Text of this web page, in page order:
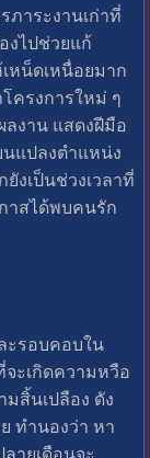
ภาระงานเก่าที่
งไปช่วยแก้
หน็ดเหนื่อยมาก
ครงการใหม่ ๆ
ลงาน แสดงฝีมือ
นแปลงตำแหน่ง
งเป็นช่วงเวลาที่
าสได้พบคนรัก
ะรอบคอบใน
ะเกิดความหวือ
สิ้นเปลือง ดัง
ทำนองว่า หา
ายเดือนจะ